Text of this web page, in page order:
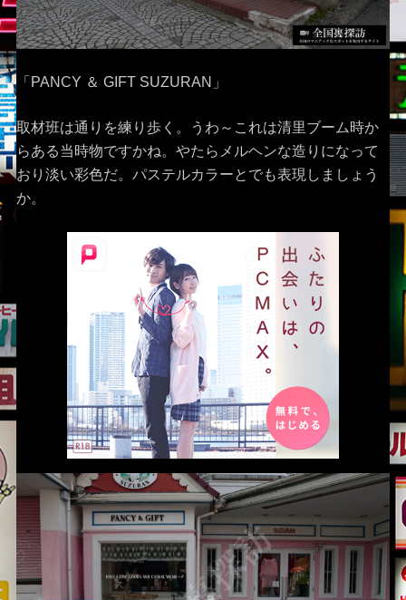
「PANCY ＆ GIFT SUZURAN」
取材班は通りを練り歩く。うわ～これは清里ブーム時か
らある当時物ですかね。やたらメルヘンな造りになって
おり淡い彩色だ。パステルカラーとでも表現しましょう
か。